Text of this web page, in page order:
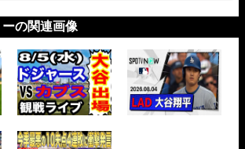
ーの関連画像